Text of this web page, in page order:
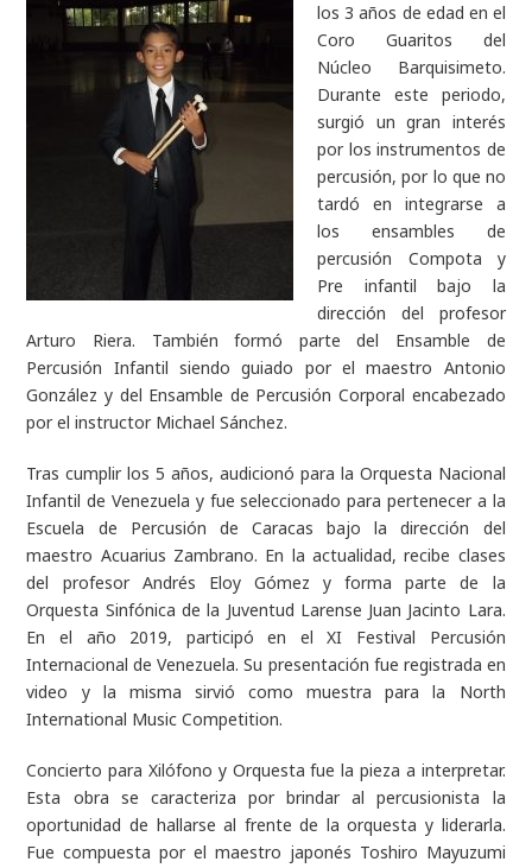
los 3 años de edad en el
Coro Guaritos del
Núcleo Barquisimeto.
Durante este periodo,
surgió un gran interés
por los instrumentos de
percusión, por lo que no
tardó en integrarse a
los ensambles de
percusión Compota y
Pre infantil bajo la
dirección del profesor
Arturo Riera. También formó parte del Ensamble de
Percusión Infantil siendo guiado por el maestro Antonio
González y del Ensamble de Percusión Corporal encabezado
por el instructor Michael Sánchez.
Tras cumplir los 5 años, audicionó para la Orquesta Nacional
Infantil de Venezuela y fue seleccionado para pertenecer a la
Escuela de Percusión de Caracas bajo la dirección del
maestro Acuarius Zambrano. En la actualidad, recibe clases
del profesor Andrés Eloy Gómez y forma parte de la
Orquesta Sinfónica de la Juventud Larense Juan Jacinto Lara.
En el año 2019, participó en el XI Festival Percusión
Internacional de Venezuela. Su presentación fue registrada en
video y la misma sirvió como muestra para la North
International Music Competition.
Concierto para Xilófono y Orquestafue la pieza a interpretar.
Esta obra se caracteriza por brindar al percusionista la
oportunidad de hallarse al frente de la orquesta y liderarla.
Fue compuesta por el maestro japonés Toshiro Mayuzumi